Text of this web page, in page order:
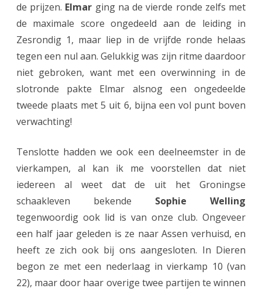
e
r
l
s
a
m
p
o
de prijzen. Elmar ging na de vierde ronde zelfs met
de maximale score ongedeeld aan de leiding in
Zesrondig 1, maar liep in de vrijfde ronde helaas
tegen een nul aan. Gelukkig was zijn ritme daardoor
niet gebroken, want met een overwinning in de
slotronde pakte Elmar alsnog een ongedeelde
tweede plaats met 5 uit 6, bijna een vol punt boven
verwachting!
Tenslotte hadden we ook een deelneemster in de
vierkampen, al kan ik me voorstellen dat niet
iedereen al weet dat de uit het Groningse
schaakleven bekende Sophie Welling
tegenwoordig ook lid is van onze club. Ongeveer
een half jaar geleden is ze naar Assen verhuisd, en
heeft ze zich ook bij ons aangesloten. In Dieren
begon ze met een nederlaag in vierkamp 10 (van
22), maar door haar overige twee partijen te winnen